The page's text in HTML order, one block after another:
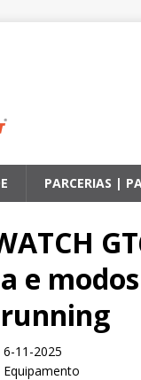
PARCERIAS |
e
6-11-2025
Equipamento